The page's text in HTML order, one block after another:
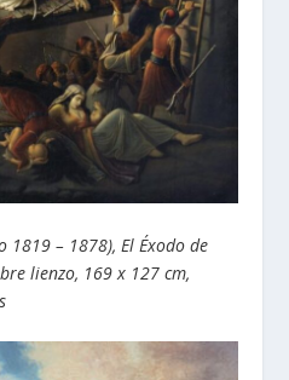
1819 – 1878), El Éxodo de
lienzo, 169 x 127 cm,